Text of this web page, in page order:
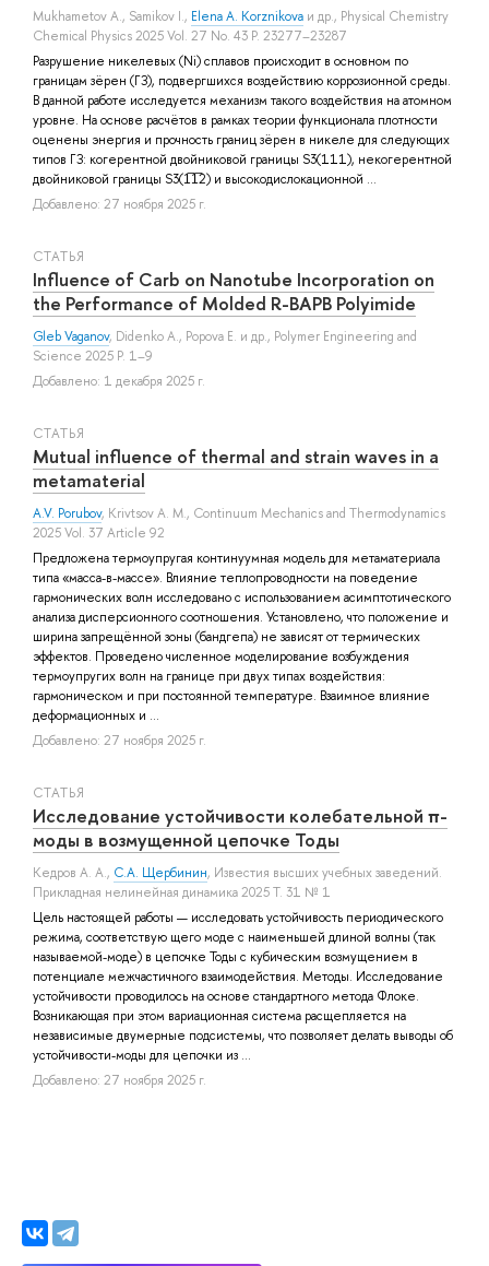
Mukhametov A., Samikov I., Elena A. Korznikova и др., Physical Chemistry
Chemical Physics 2025 Vol. 27 No. 43 P. 23277–23287
Разрушение никелевых (Ni) сплавов происходит в основном по
границам зёрен (ГЗ), подвергшихся воздействию коррозионной среды.
В данной работе исследуется механизм такого воздействия на атомном
уровне. На основе расчётов в рамках теории функционала плотности
оценены энергия и прочность границ зёрен в никеле для следующих
типов ГЗ: когерентной двойниковой границы S3(111), некогерентной
двойниковой границы S3(1̅1̅2) и высокодислокационной ...
Добавлено: 27 ноября 2025 г.
СТАТЬЯ
Influence of Carb on Nanotube Incorporation on
the Performance of Molded R-BAPB Polyimide
Gleb Vaganov, Didenko A., Popova E. и др., Polymer Engineering and
Science 2025 P. 1–9
Добавлено: 1 декабря 2025 г.
СТАТЬЯ
Mutual influence of thermal and strain waves in a
metamaterial
A.V. Porubov, Krivtsov A. M., Continuum Mechanics and Thermodynamics
2025 Vol. 37 Article 92
Предложена термоупругая континуумная модель для метаматериала
типа «масса-в-массе». Влияние теплопроводности на поведение
гармонических волн исследовано с использованием асимптотического
анализа дисперсионного соотношения. Установлено, что положение и
ширина запрещённой зоны (бандгепа) не зависят от термических
эффектов. Проведено численное моделирование возбуждения
термоупругих волн на границе при двух типах воздействия:
гармоническом и при постоянной температуре. Взаимное влияние
деформационных и ...
Добавлено: 27 ноября 2025 г.
СТАТЬЯ
Исследование устойчивости колебательной π-
моды в возмущенной цепочке Тоды
Кедров А. А., С.А. Щербинин, Известия высших учебных заведений.
Прикладная нелинейная динамика 2025 Т. 31 № 1
Цель настоящей работы — исследовать устойчивость периодического
режима, соответствую щего моде с наименьшей длиной волны (так
называемой-моде) в цепочке Тоды с кубическим возмущением в
потенциале межчастичного взаимодействия. Методы. Исследование
устойчивости проводилось на основе стандартного метода Флоке.
Возникающая при этом вариационная система расщепляется на
независимые двумерные подсистемы, что позволяет делать выводы об
устойчивости-моды для цепочки из ...
Добавлено: 27 ноября 2025 г.